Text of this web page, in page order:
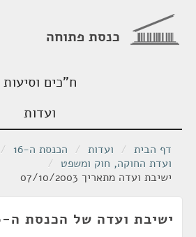
כנסת פתוחה
ח"כים וסיעות
ועדות
דף הבית / ועדות / הכנסת ה-16
/
ועדת החוקה, חוק ומשפט /
ישיבת ועדה מתאריך 07/10/2003